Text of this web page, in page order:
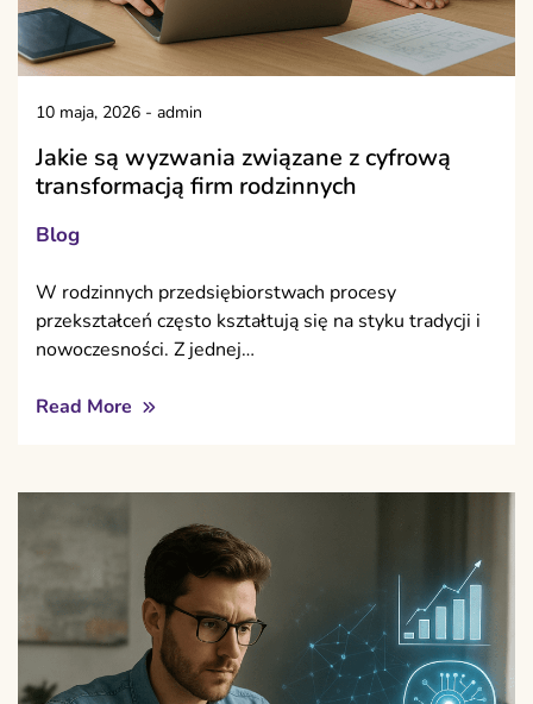
10 maja, 2026 - admin
Jakie są wyzwania związane z cyfrową
transformacją firm rodzinnych
Blog
W rodzinnych przedsiębiorstwach procesy
przekształceń często kształtują się na styku tradycji i
nowoczesności. Z jednej…
Read More